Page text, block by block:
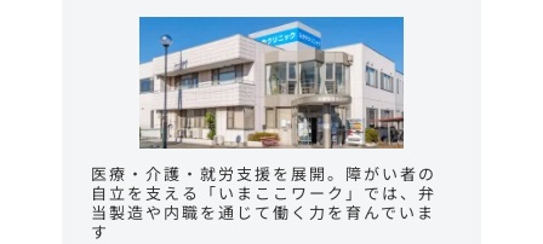
医療・介護・就労支援を展開。障がい者の
自立を支える「いまここワーク」では、弁
当製造や内職を通じて働く力を育んでいま
す